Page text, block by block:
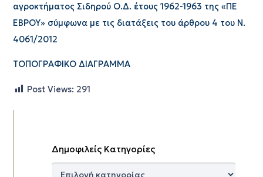
αγροκτήματος Σιδηρού Ο.Δ. έτους 1962-1963 της «ΠΕ
ΕΒΡΟΥ» σύμφωνα με τις διατάξεις του άρθρου 4 του Ν.
4061/2012
ΤΟΠΟΓΡΑΦΙΚΟ ΔΙΑΓΡΑΜΜΑ
Post Views: 291
Δημοφιλείς Κατηγορίες
Δημοφιλείς